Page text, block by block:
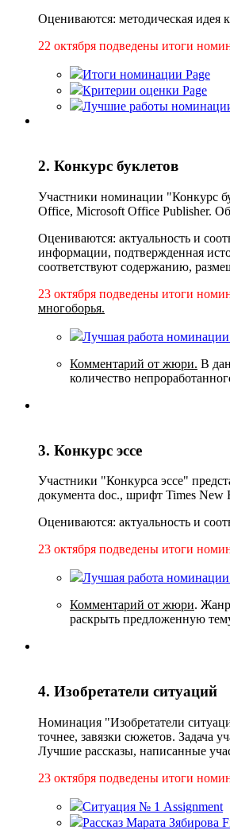
Оцениваются: методическая идея
22 октября подведены итoги
Итоги номинации Page
Критерии оценки Page
Лучшие работы
2. Конкурс буклетов
Участники номинации "Конкурс
Office, Microsoft Office Publisher.
Оцениваются: актуальность и
информации, подтвержденная
соответствуют содержанию,
23 октября подведены итoги
многоборья.
Лучшая работа номинации
Комментарий от жюри. В
количество
3. Конкурс эссе
Участники "Конкурса эссе"
документа doc., шрифт Times New
Оцениваются: актуальность и
23 октября подведены итoги
Лучшая работа номинации
Комментарий от жюри. Жанр
раскрыть предложенную
4. Изобретатели ситуаций
Номинация "Изобретатели
точнее, завязки сюжетов. Задача
Лучшие рассказы, написанные
23 октября подведены итoги
Ситуация № 1 Assignment
Рассказ Марата Зябирова